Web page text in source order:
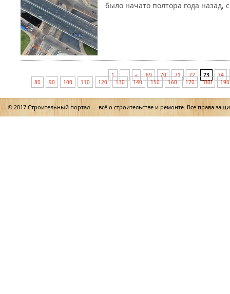
было начато полтора года
1 … « 69 70 71 72 73
74
80
90 100 110 120 130 140 150 160 170 180 190
© 2017 Строительный портал — всё о строительстве и ремонте. Все права